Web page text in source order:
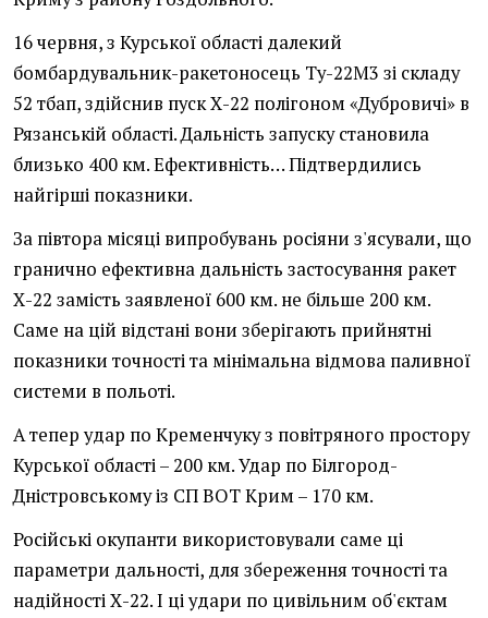
16 червня, з Курської області далекий
бомбардувальник-ракетоносець Ту-22М3 зі складу
52 тбап, здійснив пуск Х-22 полігоном «Дубровичі» в
Рязанській області. Дальність запуску становила
близько 400 км. Ефективність… Підтвердились
найгірші показники.
За півтора місяці випробувань росіяни з'ясували, що
гранично ефективна дальність застосування ракет
Х-22 замість заявленої 600 км. не більше 200 км.
Саме на цій відстані вони зберігають прийнятні
показники точності та мінімальна відмова паливної
системи в польоті.
А тепер удар по Кременчуку з повітряного простору
Курської області – 200 км. Удар по Білгород-
Дністровському із СП ВОТ Крим – 170 км.
Російські окупанти використовували саме ці
параметри дальності, для збереження точності та
надійності Х-22. І ці удари по цивільним об'єктам